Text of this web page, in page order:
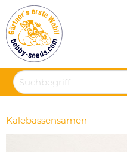
Kalebassensamen